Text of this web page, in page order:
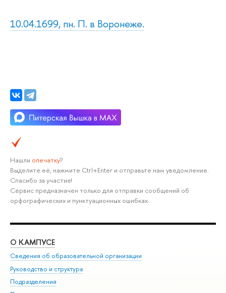
10.04.1699, пн. П. в Воронеже.
Нашли опечатку?
Выделите её, нажмите Ctrl+Enter и отправьте нам уведомление.
Спасибо за участие!
Сервис предназначен только для отправки сообщений об
орфографических и пунктуационных ошибках.
О КАМПУСЕ
Сведения об образовательной организации
Руководство и структура
Подразделения